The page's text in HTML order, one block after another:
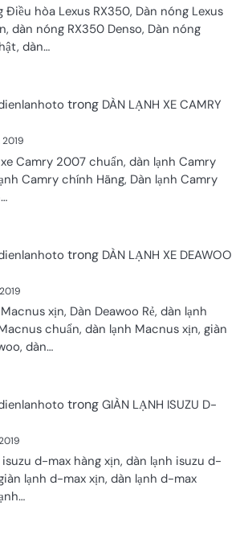
Điều hòa Lexus RX350, Dàn nóng Lexus
dàn nóng RX350 Denso, Dàn nóng
dàn…
trong DÀN LẠNH XE CAMRY
2019
Camry 2007 chuẩn, dàn lạnh Camry
Camry chính Hãng, Dàn lạnh Camry
trong DÀN LẠNH XE DEAWOO
xịn, Dàn Deawoo Rẻ, dàn lạnh
chuẩn, dàn lạnh Macnus xịn, giàn
dàn…
trong GIÀN LẠNH ISUZU D-
d-max hàng xịn, dàn lạnh isuzu d-
lạnh d-max xịn, dàn lạnh d-max